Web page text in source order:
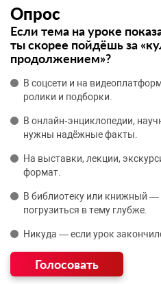
Опрос
Если тема на уроке
ты скорее пойдёшь за
продолжением»?
В соцсети и на
ролики и подборки.
В онлайн‑энциклопедии,
нужны надёжные факты.
На выставки, лекции,
формат.
В библиотеку или книжный —
погрузиться в тему глубже.
Никуда — если урок